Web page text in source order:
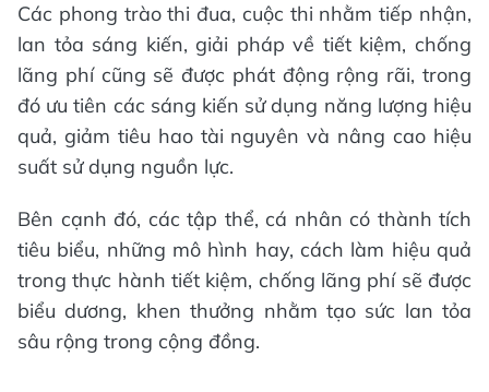
Các phong trào thi đua, cuộc thi nhằm tiếp nhận,
lan tỏa sáng kiến, giải pháp về tiết kiệm, chống
lãng phí cũng sẽ được phát động rộng rãi, trong
đó ưu tiên các sáng kiến sử dụng năng lượng hiệu
quả, giảm tiêu hao tài nguyên và nâng cao hiệu
suất sử dụng nguồn lực.
Bên cạnh đó, các tập thể, cá nhân có thành tích
tiêu biểu, những mô hình hay, cách làm hiệu quả
trong thực hành tiết kiệm, chống lãng phí sẽ được
biểu dương, khen thưởng nhằm tạo sức lan tỏa
sâu rộng trong cộng đồng.